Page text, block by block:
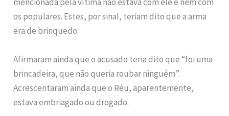
os populares. Estes, por sinal, teriam dito que a arma
era de brinquedo.
Afirmaram ainda que o acusado teria dito que “foi uma
brincadeira, que não queria roubar ninguém”.
Acrescentaram ainda que o Réu, aparentemente,
estava embriagado ou drogado.